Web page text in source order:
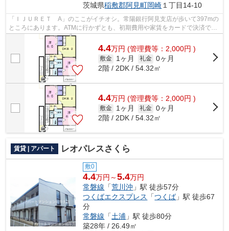
茨城県稲敷郡阿見町岡崎 １丁目14-10
「ＩＪＵＲＥＴ A」のここがイチオシ。常陽銀行阿見支店が歩いて397mの
ところにあります。ATMに行かずとも、初期費用や家賃をカードで決済でき
ます。こちらの物件はアパートです。お...
4.4万円 (管理費等：2,000円 )
敷金 1ヶ月 礼金 0ヶ月
2階 / 2DK / 54.32㎡
4.4万円 (管理費等：2,000円 )
敷金 1ヶ月 礼金 0ヶ月
2階 / 2DK / 54.32㎡
賃貸 | アパート レオパレスさくら
敷0
4.4万円～5.4万円
常磐線 「荒川沖 」駅 徒歩57分
つくばエクスプレス
「つくば」駅 徒歩67
分
常磐線 「土浦 」駅 徒歩80分
築28年 / 26.49㎡